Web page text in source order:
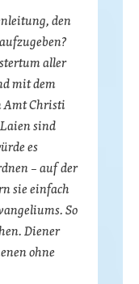
den
aller
mit dem
Amt Christi
sind
es
– auf der
sie einfach
So
Diener
ohne